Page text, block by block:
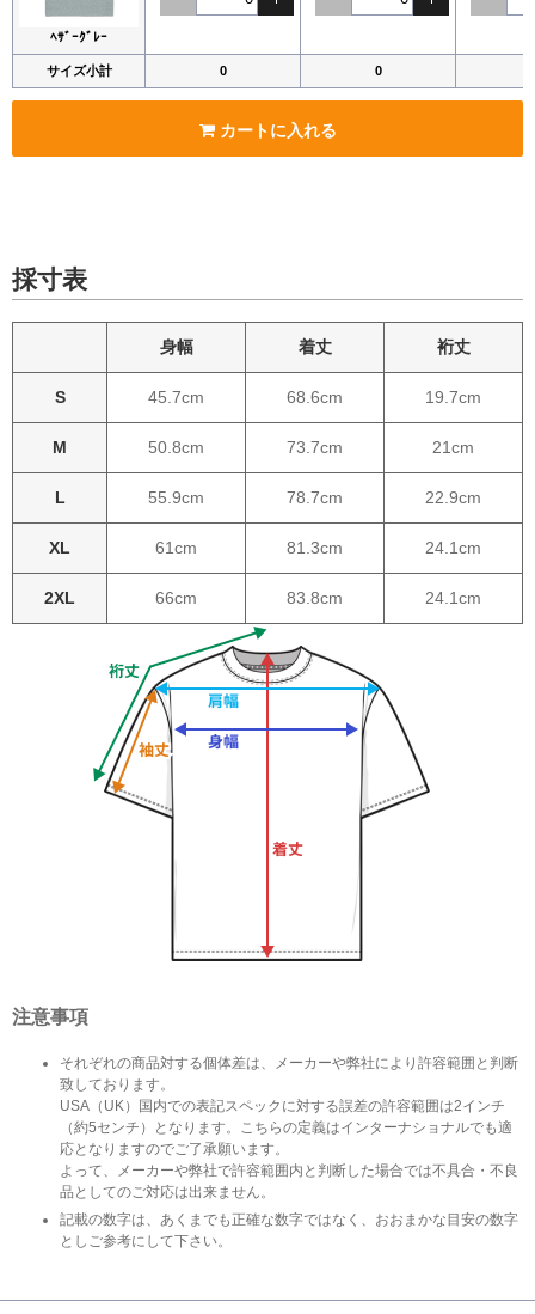
サイズ小計 0 0
ﾍｻﾞｰｸﾞﾚｰ
カートに入れる
採寸表
身幅 着丈 裄丈
S 45.7cm 68.6cm 19.7cm
M 50.8cm 73.7cm 21cm
L 55.9cm 78.7cm 22.9cm
XL 61cm 81.3cm 24.1cm
2XL 66cm 83.8cm 24.1cm
注意事項
それぞれの商品対する個体差は、メーカーや弊社により許容範囲と判断
致しております。
USA（UK）国内での表記スペックに対する誤差の許容範囲は2インチ
（約5センチ）となります。こちらの定義はインターナショナルでも適
応となりますのでご了承願います。
よって、メーカーや弊社で許容範囲内と判断した場合では不具合・不良
品としてのご対応は出来ません。
記載の数字は、あくまでも正確な数字ではなく、おおまかな目安の数字
としご参考にして下さい。